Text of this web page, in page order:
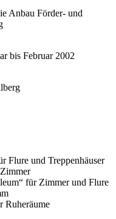
Anbau Förder- und
bis Februar 2002
Flure und Treppenhäuser
für Zimmer und Flure
Ruheräume